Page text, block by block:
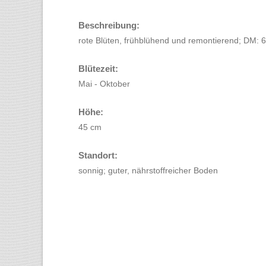
Beschreibung:
rote Blüten, frühblühend und remontierend; DM:
Blütezeit:
Mai - Oktober
Höhe:
45 cm
Standort:
sonnig; guter, nährstoffreicher Boden